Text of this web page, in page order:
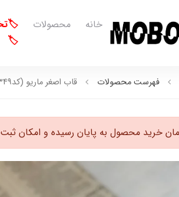
خانه محصولات
🏷️
فهرست محصولات قاب اصغر ماریو (کدC1349)
خرید محصول به پایان رسیده و امکان